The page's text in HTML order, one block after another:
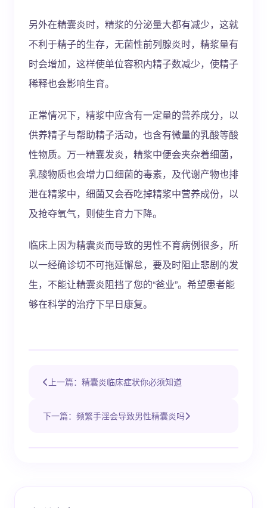
另外在精囊炎时，精浆的分泌量大都有减少，这就
不利于精子的生存，无菌性前列腺炎时，精浆量有
时会增加，这样使单位容积内精子数减少，使精子
稀释也会影响生育。
正常情况下，精浆中应含有一定量的营养成分，以
供养精子与帮助精子活动，也含有微量的乳酸等酸
性物质。万一精囊发炎，精浆中便会夹杂着细菌，
乳酸物质也会增力口细菌的毒素，及代谢产物也排
泄在精浆中，细菌又会吞吃掉精浆中营养成份，以
及抢夺氧气，则使生育力下降。
临床上因为精囊炎而导致的男性不育病例很多，所
以一经确诊切不可拖延懈怠，要及时阻止悲剧的发
生，不能让精囊炎阻挡了您的“爸业”。希望患者能
够在科学的治疗下早日康复。
上一篇：精囊炎临床症状你必须知道
下一篇：频繁手淫会导致男性精囊炎吗